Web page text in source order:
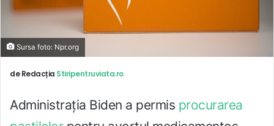
Sursa foto: Npr.org
de Redacția Stiripentruviata.ro
Administrația Biden a permis procurarea